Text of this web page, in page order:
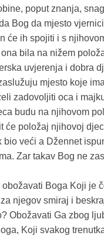
poput znanja,
Bog da mjesto
će ih spojiti i s
bila na nižem
uvjerenja i dobra
mjesto koje
zadovoljiti oca i
budu na njihovom
će položaj njihovoj
bio veći a Džennet
Zar takav Bog ne
obožavati Boga Koji je
njegov smiraj i
Obožavati Ga zbog
Koji svakog